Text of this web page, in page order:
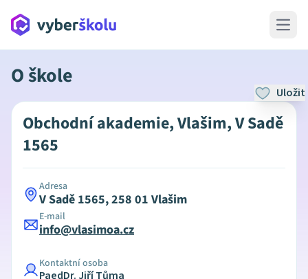
Open
O škole
Uložit
Obchodní akademie, Vlašim, V Sadě
1565
Adresa
V Sadě 1565, 258 01 Vlašim
E-mail
info@vlasimoa.cz
Kontaktní osoba
PaedDr. Jiří Tůma